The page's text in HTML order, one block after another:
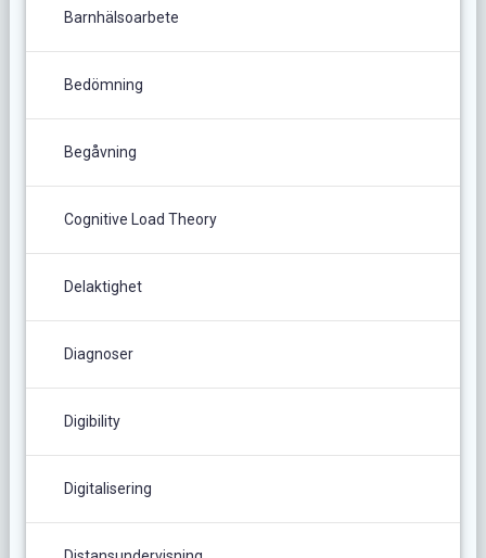
Barnhälsoarbete
Bedömning
Begåvning
Cognitive Load Theory
Delaktighet
Diagnoser
Digibility
Digitalisering